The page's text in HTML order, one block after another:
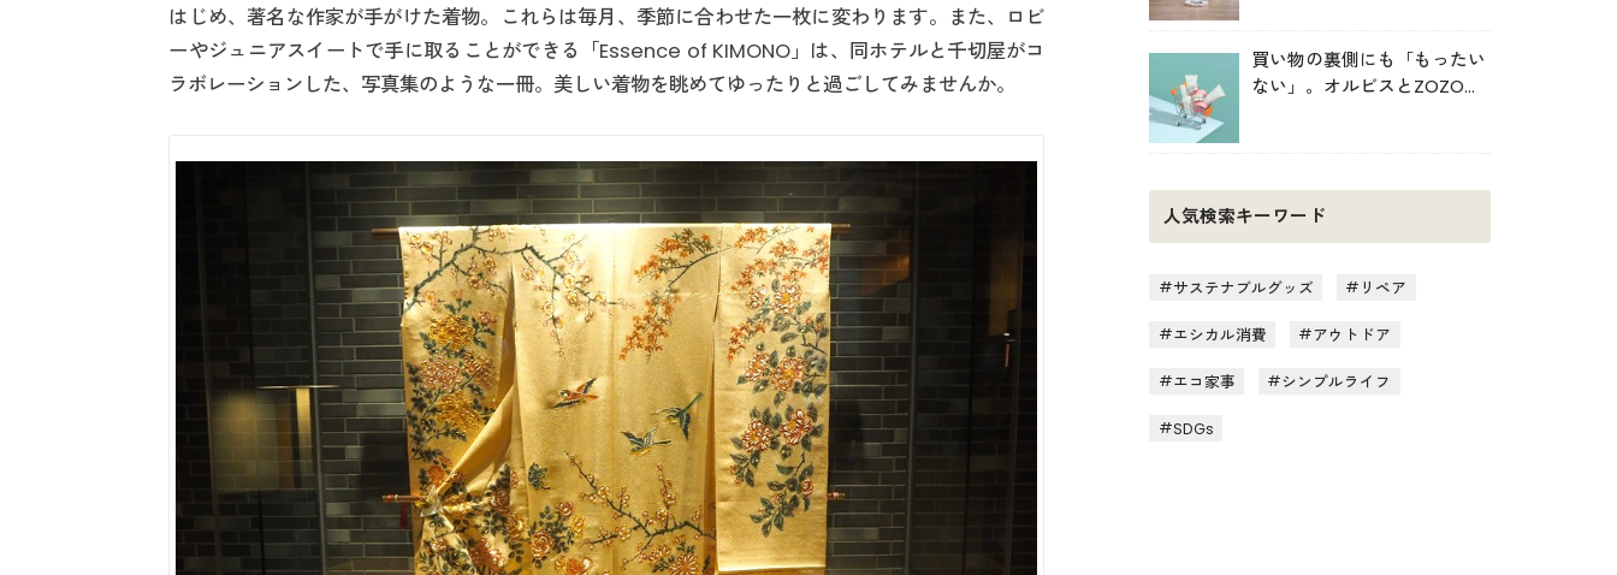
はじめ、著名な作家が手がけた着物。これらは毎月、季節に合わせた一枚に変わります。また、ロビ
ーやジュニアスイートで手に取ることができる「Essence of KIMONO」は、同ホテルと千切屋がコ
ラボレーションした、写真集のような一冊。美しい着物を眺めてゆったりと過ごしてみませんか。
買い物の裏側にも「もったい
ない」。オルビスとZOZOが
人気検索キーワード
サステナブルグッズ リペア
エシカル消費 アウトドア
エコ家事 シンプルライフ
SDGs